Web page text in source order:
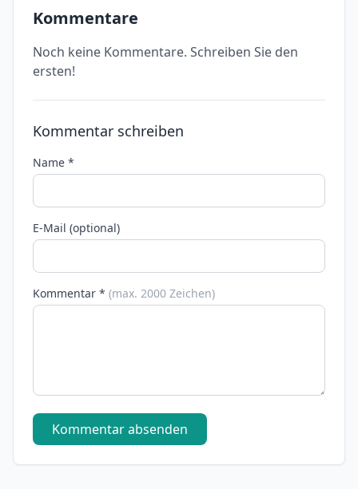
Kommentare
Noch keine Kommentare. Schreiben Sie den
ersten!
Kommentar schreiben
Name *
E-Mail (optional)
Kommentar * (max. 2000 Zeichen)
Kommentar absenden